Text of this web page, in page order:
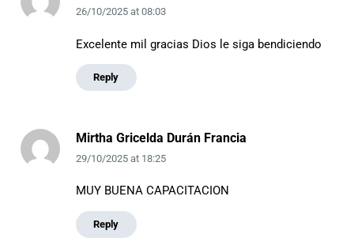
26/10/2025at 08:03
Excelente mil gracias Dios le siga bendiciendo
Reply
Mirtha Gricelda Durán Francia
29/10/2025at 18:25
MUY BUENA CAPACITACION
Reply